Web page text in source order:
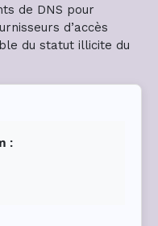
de DNS pour
d’accès
du statut illicite du
: